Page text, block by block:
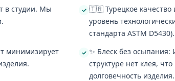
в студии. Мы
🇹🇷 Турецкое
уровень
стандарта ASTM D5430).
минимизирует
✨ Блеск без
структуре нет клея,
долговечность изделия.